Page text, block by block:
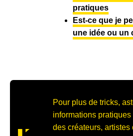
pratiques
Est-ce que je
une idée ou un
Pour plus de tricks,
informations
des créateurs, artistes